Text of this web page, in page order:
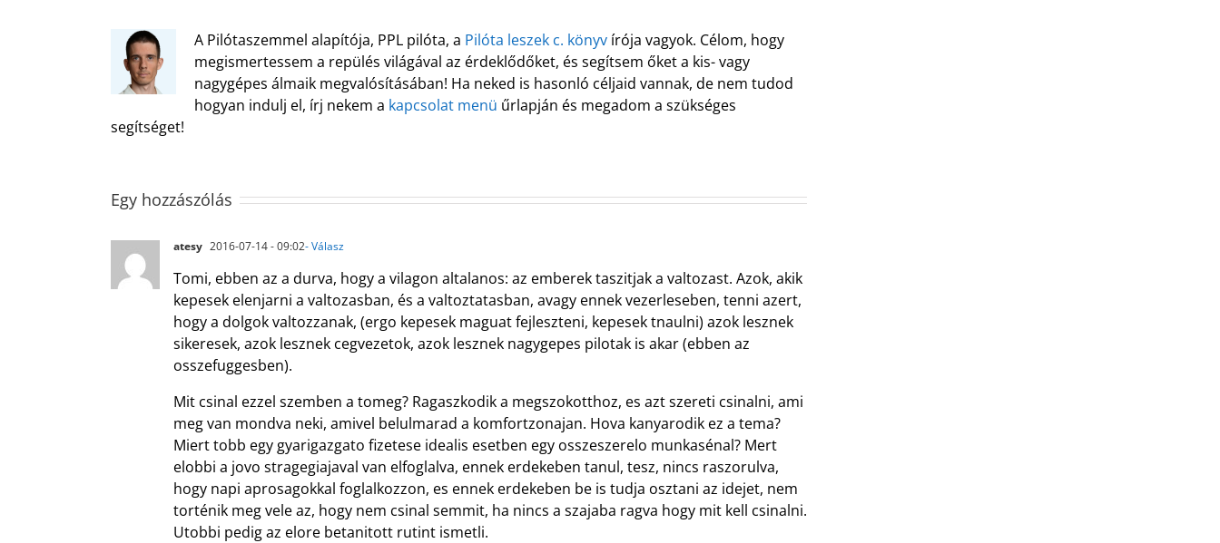
A Pilótaszemmel alapítója, PPL pilóta, a Pilóta leszek c. könyv írója vagyok. Célom, hogy
megismertessem a repülés világával az érdeklődőket, és segítsem őket a kis- vagy
nagygépes álmaik megvalósításában! Ha neked is hasonló céljaid vannak, de nem tudod
hogyan indulj el, írj nekem a kapcsolat menü űrlapján és megadom a szükséges
segítséget!
Egy hozzászólás
atesy 2016-07-14 - 09:02- Válasz
Tomi, ebben az a durva, hogy a vilagon altalanos: az emberek taszitjak a valtozast. Azok, akik
kepesek elenjarni a valtozasban, és a valtoztatasban, avagy ennek vezerleseben, tenni azert,
hogy a dolgok valtozzanak, (ergo kepesek maguat fejleszteni, kepesek tnaulni) azok lesznek
sikeresek, azok lesznek cegvezetok, azok lesznek nagygepes pilotak is akar (ebben az
osszefuggesben).
Mit csinal ezzel szemben a tomeg? Ragaszkodik a megszokotthoz, es azt szereti csinalni, ami
meg van mondva neki, amivel belulmarad a komfortzonajan. Hova kanyarodik ez a tema?
Miert tobb egy gyarigazgato fizetese idealis esetben egy osszeszerelo munkasénal? Mert
elobbi a jovo stragegiajaval van elfoglalva, ennek erdekeben tanul, tesz, nincs raszorulva,
hogy napi aprosagokkal foglalkozzon, es ennek erdekeben be is tudja osztani az idejet, nem
torténik meg vele az, hogy nem csinal semmit, ha nincs a szajaba ragva hogy mit kell csinalni.
Utobbi pedig az elore betanitott rutint ismetli.